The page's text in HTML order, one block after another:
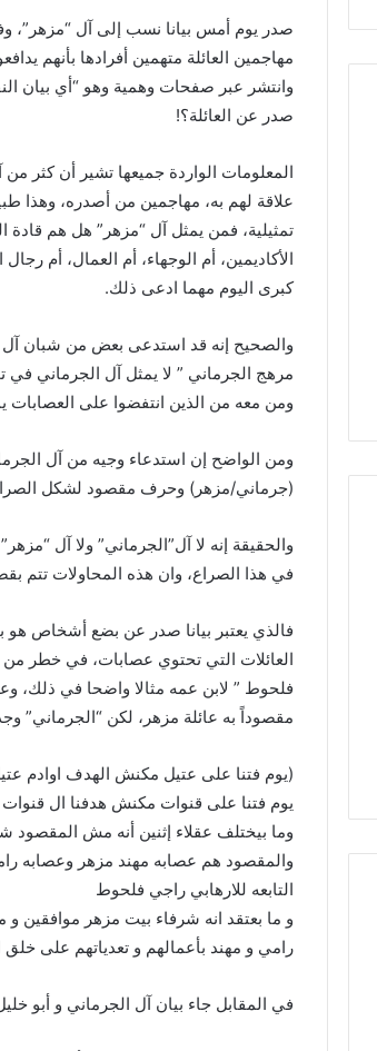
صدر يوم أمس بيانا نسب إلى آل “مزهر”،
مهاجمين العائلة متهمين أفرادها بأنهم
وانتشر عبر صفحات وهمية وهو “أي بيان
صدر عن العائلة؟!
المعلومات الواردة جميعها تشير أن كثر من
علاقة لهم به، مهاجمين من أصدره، وهذا
تمثيلية، فمن يمثل آل “مزهر” هل هم قادة
الأكاديمين، أم الوجهاء، أم العمال، أم
كبرى اليوم مهما ادعى ذلك.
والصحيح إنه قد استدعى بعض من شبان آل
مرهج الجرماني ” لا يمثل آل الجرماني في
ومن معه من الذين انتفضوا على
ومن الواضح إن استدعاء وجيه من آل
(جرماني/مزهر) وحرف مقصود لشكل الصراع
والحقيقة إنه لا آل”الجرماني” ولا آل
في هذا الصراع، وان هذه المحاولات تتم
فالذي يعتبر بيانا صدر عن بضع أشخاص هو
العائلات التي تحتوي عصابات، في خطر
فلحوط ” لابن عمه مثالا واضحا في ذلك،
مقصوداً به عائلة مزهر، لكن “الجرماني”
(يوم فتنا على عتيل مكنش الهدف اوادم
يوم فتنا على قنوات مكنش هدفنا ال قنوات
وما بيختلف عقلاء إثنين أنه مش المقصود
والمقصود هم عصابه مهند مزهر وعصابه
التابعه للارهابي راجي فلحوط
و ما بعتقد انه شرفاء بيت مزهر موافقين و
رامي و مهند بأعمالهم و تعدياتهم على خلق
في المقابل جاء بيان آل الجرماني و أبو
من عتيل .. تكريم يوثق إرث عالم
الآثار الراحل علي أبو عساف.
الملاذ